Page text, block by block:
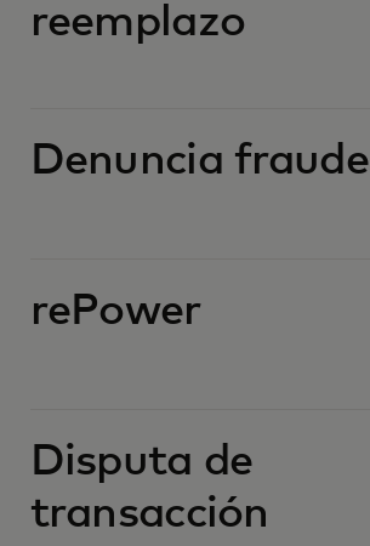
reemplazo
Denuncia fraude
rePower
Disputa de
transacción